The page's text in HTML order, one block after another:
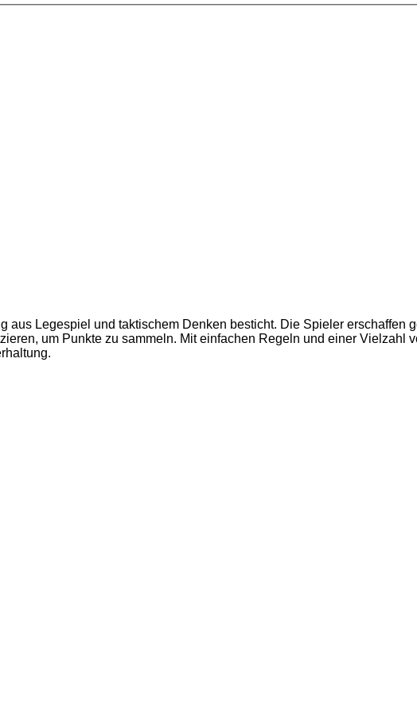
Legespiel und taktischem Denken besticht. Die Spieler erschaffen
um Punkte zu sammeln. Mit einfachen Regeln und einer Vielzahl